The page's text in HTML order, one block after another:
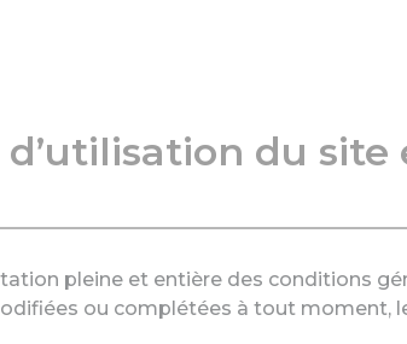
du site
pleine et entière des conditions
ou complétées à tout moment,